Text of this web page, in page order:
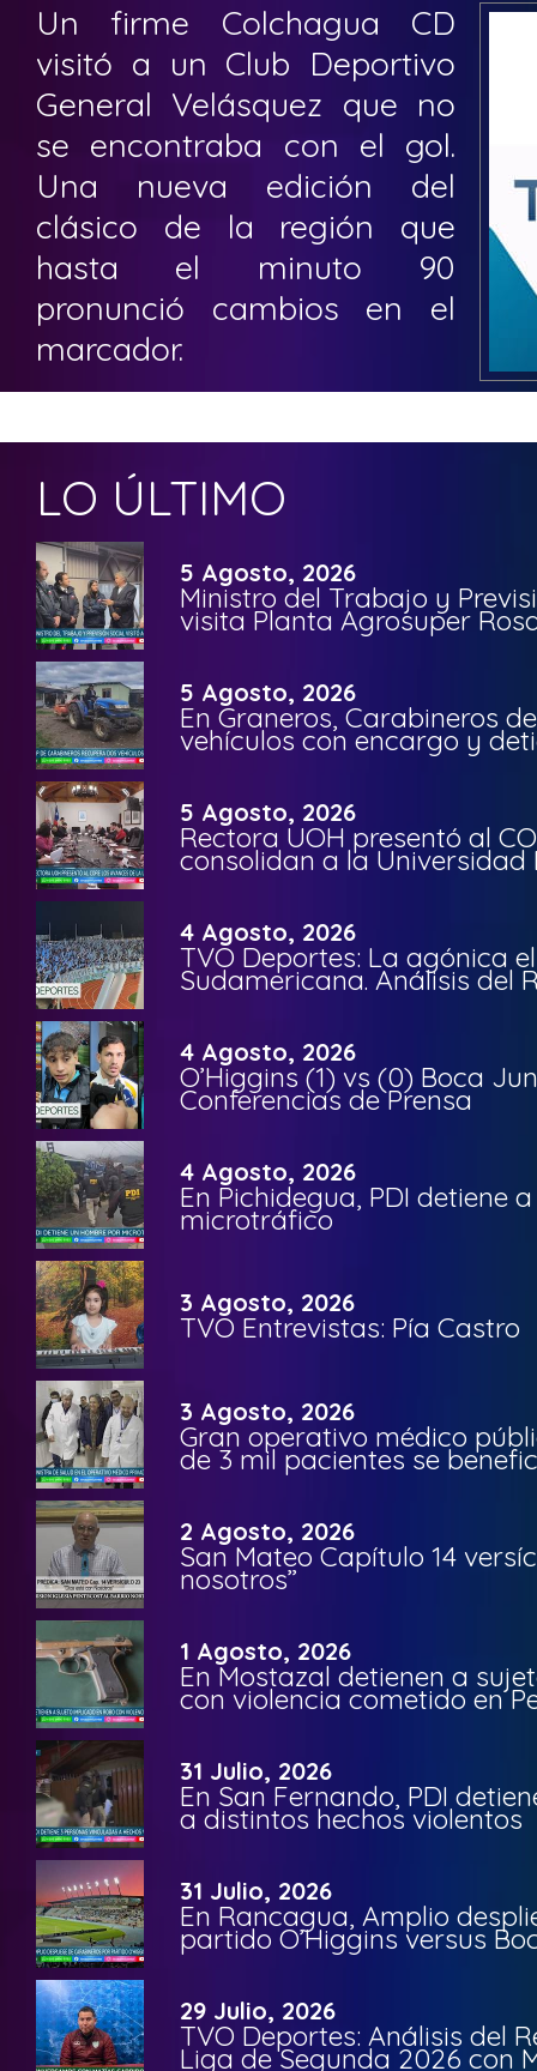
Un firme Colchagua CD
visitó a un Club Deportivo
General Velásquez que no
se encontraba con el gol.
Una nueva edición del
clásico de la región que
hasta el minuto 90
pronunció cambios en el
marcador.
LO ÚLTIMO
5 Agosto, 2026
Ministro del Trabajo y
visita Planta Agrosuper
5 Agosto, 2026
En Graneros, Carabineros
vehículos con encargo y
5 Agosto, 2026
Rectora UOH presentó al
consolidan a la Universidad
4 Agosto, 2026
TVO Deportes: La agónica
Sudamericana. Análisis del
4 Agosto, 2026
O’Higgins (1) vs (0) Boca
Conferencias de Prensa
4 Agosto, 2026
En Pichidegua, PDI detiene
microtráfico
3 Agosto, 2026
TVO Entrevistas: Pía Castro
3 Agosto, 2026
Gran operativo médico
de 3 mil pacientes se
2 Agosto, 2026
San Mateo Capítulo 14
nosotros”
1 Agosto, 2026
En Mostazal detienen a
con violencia cometido en
31 Julio, 2026
En San Fernando, PDI
a distintos hechos violentos
31 Julio, 2026
En Rancagua, Amplio
partido O’Higgins versus
29 Julio, 2026
TVO Deportes: Análisis del
Liga de Segunda 2026 con